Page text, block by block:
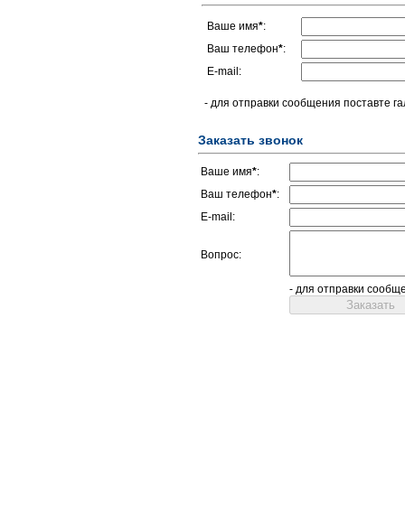
Ваше имя*:
Ваш телефон*:
E-mail:
- для отправки сообщения поставте
Заказать звонок
Ваше имя*:
Ваш телефон*:
E-mail:
Вопрос:
- для отправки